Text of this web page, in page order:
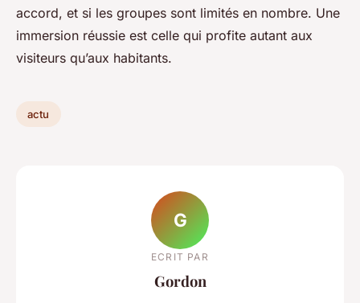
accord, et si les groupes sont limités en nombre. Une
immersion réussie est celle qui profite autant aux
visiteurs qu’aux habitants.
actu
G
ECRIT PAR
Gordon